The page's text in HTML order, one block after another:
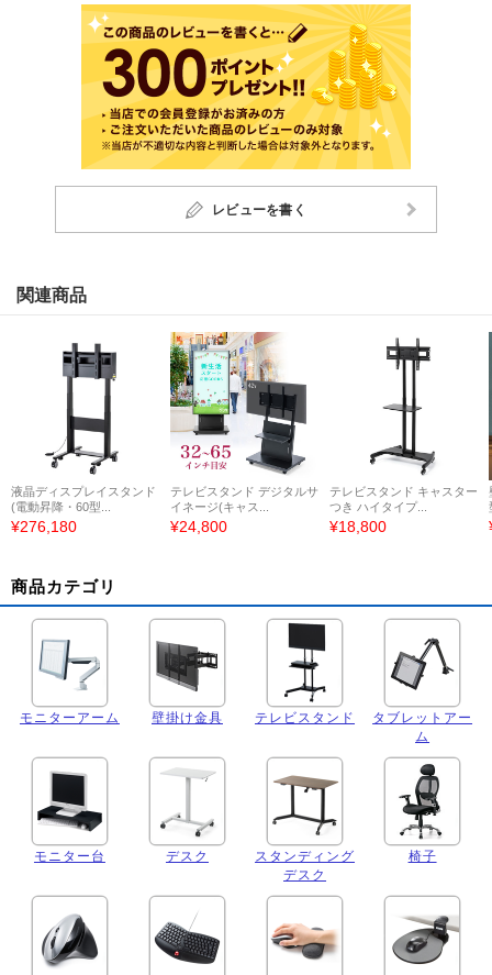
レビューを書く
関連商品
液晶ディスプレイスタンド
(電動昇降・60型...
¥276,180
テレビスタンド デジタルサ
イネージ(キャス...
¥24,800
テレビスタンド キャスター
つき ハイタイプ...
¥18,800
商品カテゴリ
モニターアーム 壁掛け金具 テレビスタンド
タブレットアー
ム
モニター台 デスク
スタンディング
デスク
椅子